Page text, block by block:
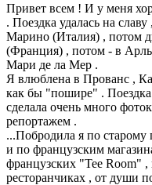
Привет всем ! И у меня
. Поездка удалась на
Марино (Италия) , потом
(Франция) , потом - в
Мари де ла Мер .
Я влюблена в Прованс ,
как бы "пошире" .
сделала очень много
репортажем .
...Побродила я по старому
и по французским
французских "Tee Room"
ресторанчиках , от души